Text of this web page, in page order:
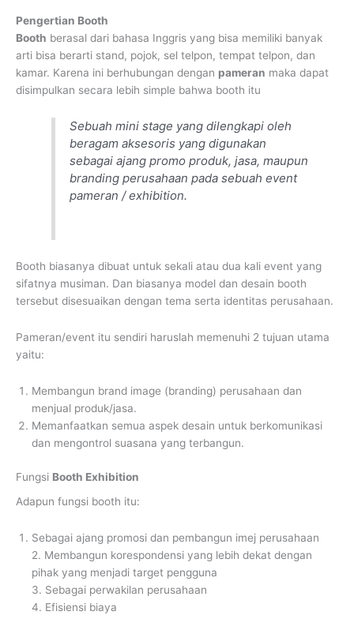
Pengertian Booth
Booth berasal dari bahasa Inggris yang bisa memiliki banyak
arti bisa berarti stand, pojok, sel telpon, tempat telpon, dan
kamar. Karena ini berhubungan dengan pameran maka dapat
disimpulkan secara lebih simple bahwa booth itu
Sebuah mini stage yang dilengkapi oleh
beragam aksesoris yang digunakan
sebagai ajang promo produk, jasa, maupun
branding perusahaan pada sebuah event
pameran / exhibition.
Booth biasanya dibuat untuk sekali atau dua kali event yang
sifatnya musiman. Dan biasanya model dan desain booth
tersebut disesuaikan dengan tema serta identitas perusahaan.
Pameran/event itu sendiri haruslah memenuhi 2 tujuan utama
yaitu:
Membangun brand image (branding) perusahaan dan
menjual produk/jasa.
Memanfaatkan semua aspek desain untuk berkomunikasi
dan mengontrol suasana yang terbangun.
Fungsi Booth Exhibition
Adapun fungsi booth itu:
Sebagai ajang promosi dan pembangun imej perusahaan
2. Membangun korespondensi yang lebih dekat dengan
pihak yang menjadi target pengguna
3. Sebagai perwakilan perusahaan
4. Efisiensi biaya